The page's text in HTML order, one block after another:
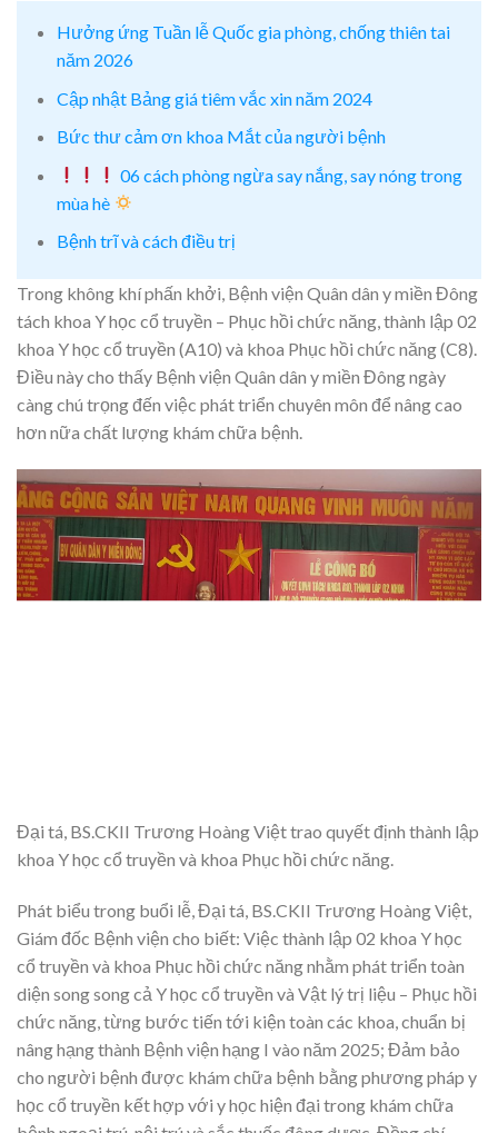
Hưởng ứng Tuần lễ Quốc gia phòng, chống thiên tai
năm 2026
Cập nhật Bảng giá tiêm vắc xin năm 2024
Bức thư cảm ơn khoa Mắt của người bệnh
06 cách phòng ngừa say nắng, say nóng trong
mùa hè
Bệnh trĩ và cách điều trị
Trong không khí phấn khởi, Bệnh viện Quân dân y miền Đông
tách khoa Y học cổ truyền – Phục hồi chức năng, thành lập 02
khoa Y học cổ truyền (A10) và khoa Phục hồi chức năng (C8).
Điều này cho thấy Bệnh viện Quân dân y miền Đông ngày
càng chú trọng đến việc phát triển chuyên môn để nâng cao
hơn nữa chất lượng khám chữa bệnh.
Đại tá, BS.CKII Trương Hoàng Việt trao quyết định thành lập
khoa Y học cổ truyền và khoa Phục hồi chức năng.
Phát biểu trong buổi lễ, Đại tá, BS.CKII Trương Hoàng Việt,
Giám đốc Bệnh viện cho biết: Việc thành lập 02 khoa Y học
cổ truyền và khoa Phục hồi chức năng nhằm phát triển toàn
diện song song cả Y học cổ truyền và Vật lý trị liệu – Phục hồi
chức năng, từng bước tiến tới kiện toàn các khoa, chuẩn bị
nâng hạng thành Bệnh viện hạng I vào năm 2025; Đảm bảo
cho người bệnh được khám chữa bệnh bằng phương pháp y
học cổ truyền kết hợp với y học hiện đại trong khám chữa